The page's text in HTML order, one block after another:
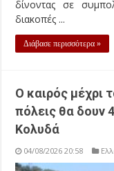
δίνοντας σε
διακοπές ...
Διάβασε περισσότερα »
Ο καιρός μέχρι
πόλεις θα δουν
Κολυδά
04/08/2026 20:58